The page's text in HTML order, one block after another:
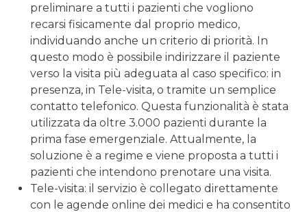
preliminare a tutti i pazienti che vogliono
recarsi fisicamente dal proprio medico,
individuando anche un criterio di priorità. In
questo modo è possibile indirizzare il paziente
verso la visita più adeguata al caso specifi­co: in
presenza, in Tele-visita, o tramite un semplice
contatto telefonico. Questa funzionalità è stata
uti­lizzata da oltre 3.000 pazienti durante la
prima fase emergenziale. Attualmente, la
soluzione è a regime e viene proposta a tutti i
pazienti che intendono pre­notare una visita.
Tele-visita: il servizio è collegato direttamente
con le agende online dei medici e ha consentito